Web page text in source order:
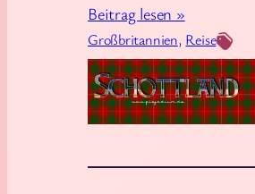
k
z
u
d
e
S
Großbritannien, Reise
Beitrag lesen »:
S
c
h
o